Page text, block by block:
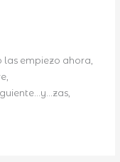
las empiezo ahora,